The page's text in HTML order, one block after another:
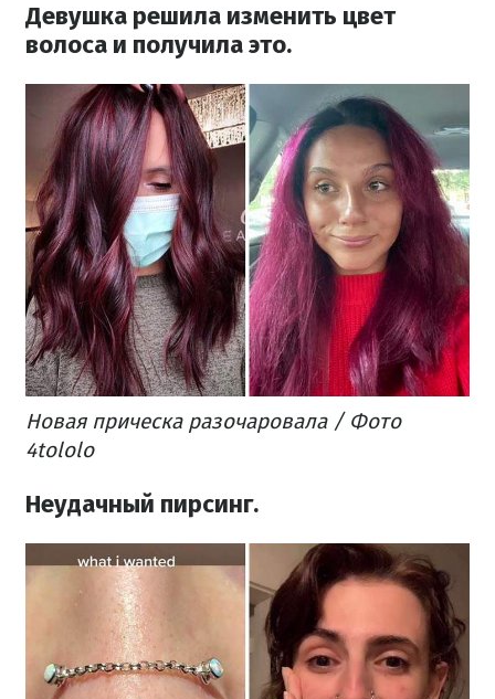
Девушка решила изменить цвет
волоса и получила это.
Новая прическа разочаровала / Фото
4tololo
Неудачный пирсинг.